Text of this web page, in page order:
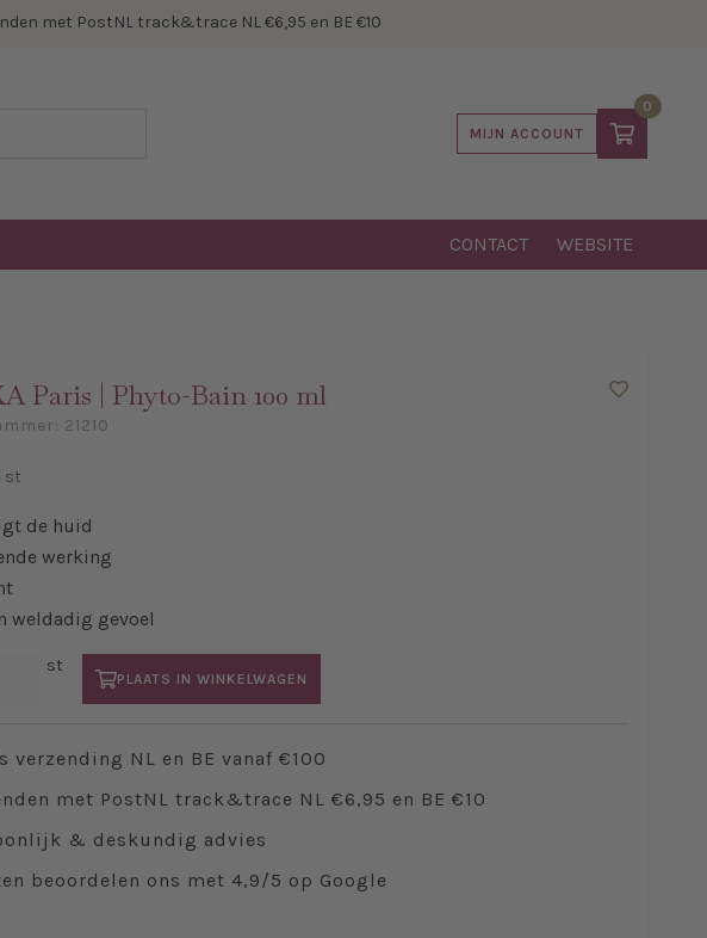
met PostNL track&trace NL €6,95 en BE €10
MIJN ACCOUNT
0
CONTACT WEBSITE
Paris | Phyto-Bain 100 ml
21210
st
de huid
werking
weldadig gevoel
st
PLAATS IN WINKELWAGEN
verzending NL en BE vanaf €100
met PostNL track&trace NL €6,95 en BE €10
& deskundig advies
beoordelen ons met 4,9/5 op Google